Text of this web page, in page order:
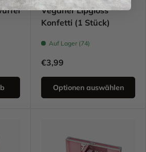
Veganer Lipgloss
Konfetti (1 Stück)
Auf Lager (74)
€3,99
Optionen auswählen